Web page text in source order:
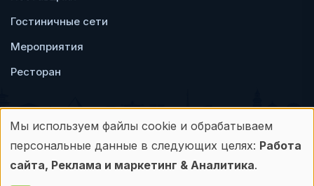
Гостиничные сети
Мероприятия
Ресторан
Пользовательское
соглашение
Политика
конфиденциальности
Использование
персональных
Мы используем файлы cookie и обрабатываем
персональные данные в следующих целях: Работа
сайта, Реклама и маркетинг & Аналитика.